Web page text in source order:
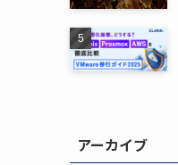
アーカイブ